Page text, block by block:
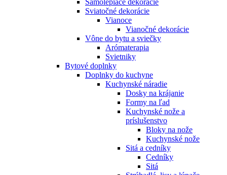
Samolepiace dekorácie
Sviatočné dekorácie
Vianoce
Vianočné dekorácie
Vône do bytu a sviečky
Arómaterapia
Svietniky
Bytové doplnky
Doplnky do kuchyne
Kuchynské náradie
Dosky na krájanie
Formy na ľad
Kuchynské nože a
príslušenstvo
Bloky na nože
Kuchynské nože
Sitá a cedníky
Cedníky
Sitá